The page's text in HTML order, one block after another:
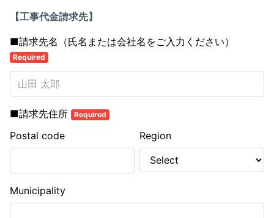
【工事代金請求先】
■請求先名（氏名または会社名をご入力ください）
Required
■請求先住所 Required
Postal code Region
Municipality